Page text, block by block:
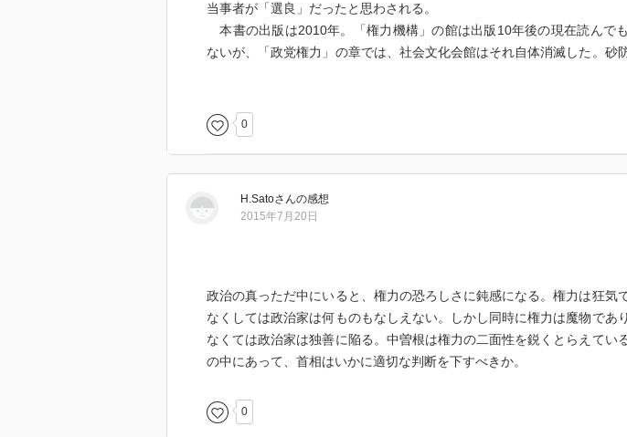
当事者が「選良」だったと思わされる。
本書の出版は2010年。「権力機構」の館は出版10年後の現在読んで
ないが、「政党権力」の章では、社会文化会館はそれ自体消滅した。砂
ド面での変革の必要性が指摘されているも、結局短期間で与党に戻った
描かれた当時の姿と大して変わっていないようにも見える。
0
H.Satoさんの感想
2015年7月20日
政治の真っただ中にいると、権力の恐ろしさに鈍感になる。権力は狂気
なくしては政治家は何ものもなしえない。しかし同時に権力は魔物であ
なくては政治家は独善に陥る。中曽根は権力の二面性を鋭くとらえてい
の中にあって、首相はいかに適切な判断を下すべきか。
0